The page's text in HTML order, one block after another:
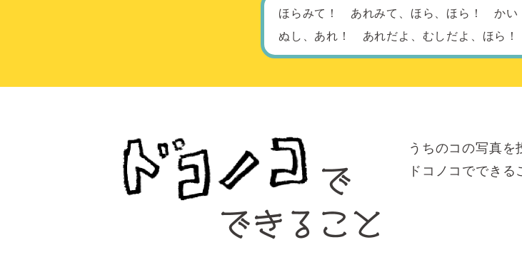
ほらみて！ あれみて、ほら、ほら！ かい
ぬし、あれ！ あれだよ、むしだよ、ほら！
うちのコの写真を
ドコノコでできる